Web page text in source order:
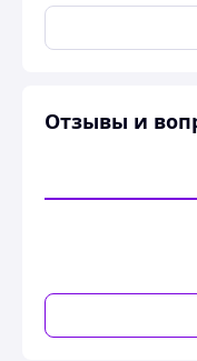
Материал верха
36р
Отзывы и